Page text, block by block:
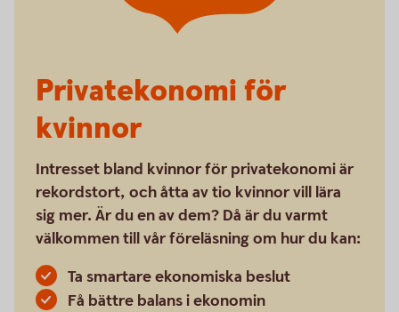
Privatekonomi för
kvinnor
Intresset bland kvinnor för privatekonomi är
rekordstort, och åtta av tio kvinnor vill lära
sig mer. Är du en av dem? Då är du varmt
välkommen till vår föreläsning om hur du kan:
Ta smartare ekonomiska beslut
Få bättre balans i ekonomin